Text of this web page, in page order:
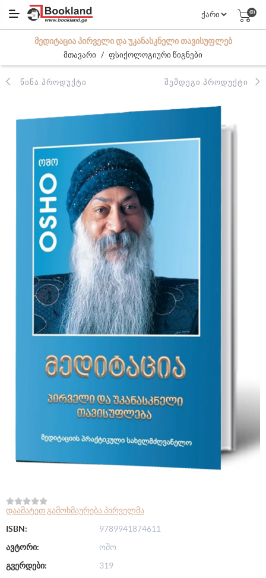
(0)
ᲛᲔᲓᲘᲢᲐᲪᲘᲐ ᲞᲘᲠᲕᲔᲚᲘ ᲓᲐ ᲣᲙᲐᲜᲐᲡᲙᲜᲔᲚᲘ ᲗᲐᲕᲘᲡᲣᲤᲚᲔᲑ
მთავარი / ფსიქოლოგიური წიგნები
ᲬᲘᲜᲐ ᲞᲠᲝᲓᲣᲥᲢᲘ ᲨᲔᲛᲓᲔᲒᲘ ᲞᲠᲝᲓᲣᲥᲢᲘ
დაამატეთ გამოხმაურება პირველმა
ISBN:
9789941874611
ავტორი:
ოშო
გვერდები:
319